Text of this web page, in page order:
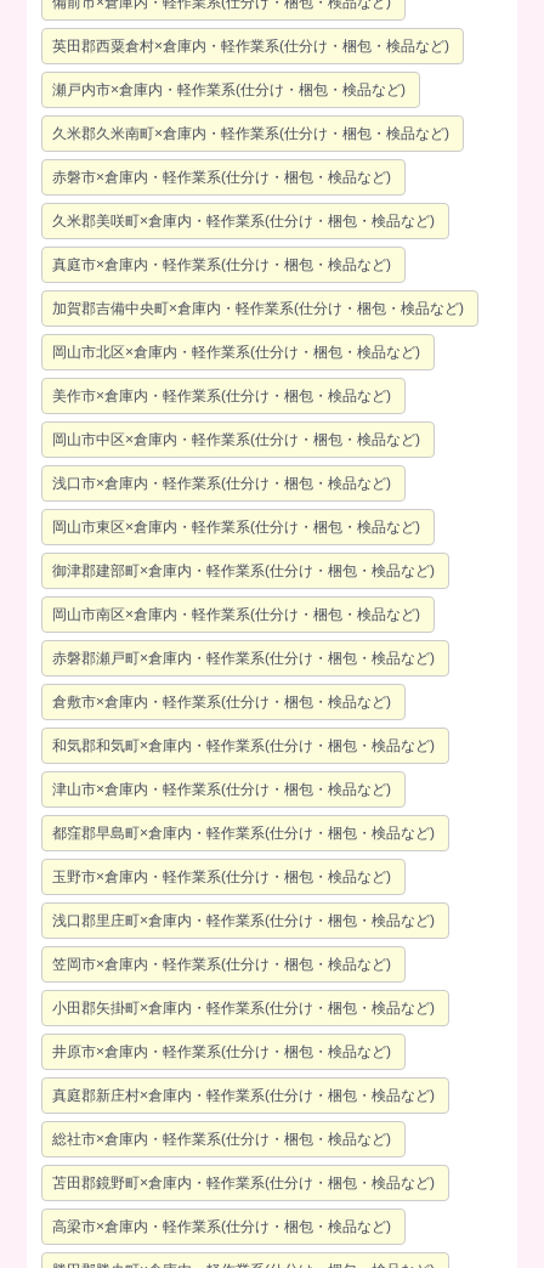
英田郡西粟倉村×倉庫内・軽作業系(仕分け・梱包・検品など)
瀬戸内市×倉庫内・軽作業系(仕分け・梱包・検品など)
久米郡久米南町×倉庫内・軽作業系(仕分け・梱包・検品など)
赤磐市×倉庫内・軽作業系(仕分け・梱包・検品など)
久米郡美咲町×倉庫内・軽作業系(仕分け・梱包・検品など)
真庭市×倉庫内・軽作業系(仕分け・梱包・検品など)
加賀郡吉備中央町×倉庫内・軽作業系(仕分け・梱包・検品など)
岡山市北区×倉庫内・軽作業系(仕分け・梱包・検品など)
美作市×倉庫内・軽作業系(仕分け・梱包・検品など)
岡山市中区×倉庫内・軽作業系(仕分け・梱包・検品など)
浅口市×倉庫内・軽作業系(仕分け・梱包・検品など)
岡山市東区×倉庫内・軽作業系(仕分け・梱包・検品など)
御津郡建部町×倉庫内・軽作業系(仕分け・梱包・検品など)
岡山市南区×倉庫内・軽作業系(仕分け・梱包・検品など)
赤磐郡瀬戸町×倉庫内・軽作業系(仕分け・梱包・検品など)
倉敷市×倉庫内・軽作業系(仕分け・梱包・検品など)
和気郡和気町×倉庫内・軽作業系(仕分け・梱包・検品など)
津山市×倉庫内・軽作業系(仕分け・梱包・検品など)
都窪郡早島町×倉庫内・軽作業系(仕分け・梱包・検品など)
玉野市×倉庫内・軽作業系(仕分け・梱包・検品など)
浅口郡里庄町×倉庫内・軽作業系(仕分け・梱包・検品など)
笠岡市×倉庫内・軽作業系(仕分け・梱包・検品など)
小田郡矢掛町×倉庫内・軽作業系(仕分け・梱包・検品など)
井原市×倉庫内・軽作業系(仕分け・梱包・検品など)
真庭郡新庄村×倉庫内・軽作業系(仕分け・梱包・検品など)
総社市×倉庫内・軽作業系(仕分け・梱包・検品など)
苫田郡鏡野町×倉庫内・軽作業系(仕分け・梱包・検品など)
高梁市×倉庫内・軽作業系(仕分け・梱包・検品など)